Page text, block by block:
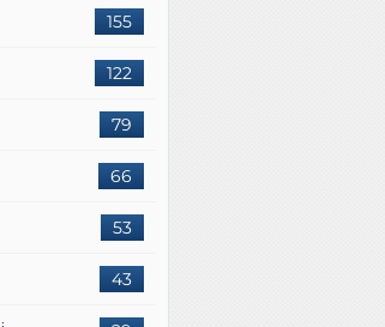
155
122
79
66
53
43